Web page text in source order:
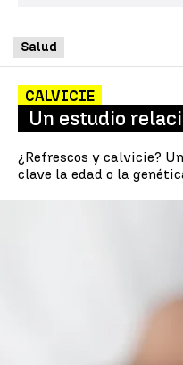
Salud
CALVICIE
Un estudio
¿Refrescos y calvicie?
clave la edad o la